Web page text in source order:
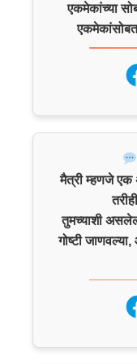
एकमेकांच्या
मैत्री म्हणजे एक
तुमच्याशी
गोष्टी